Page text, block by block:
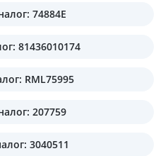
74884E
81436010174
RML75995
207759
3040511